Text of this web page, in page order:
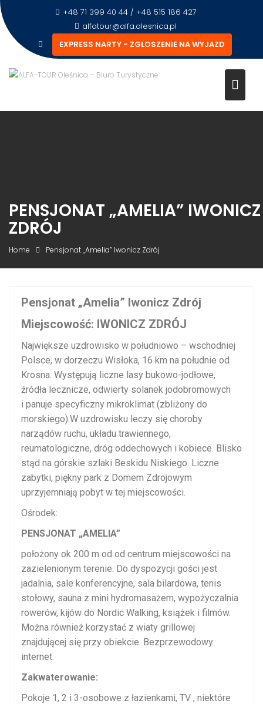
+48 71 399 40 44 / +48 515 186 427
alfatour@alfa.olesnica.pl
EXPRESS NARTY - ZGŁOSZENIE NA WYJAZD
PENSJONAT „AMELIA” IWONICZ
ZDRÓJ
Home Pensjonat „Amelia” Iwonicz Zdrój
Pensjonat „Amelia” Iwonicz Zdrój
Miejscowość: IWONICZ ZDRÓJ
Największe uzdrowisko w południowo – wschodniej
Polsce, w dorzeczu Wisłoka, 16 km na południe od
Krosna. Występują liczne lasy bukowo-jodłowe,
źródła lecznicze, odwierty solanek jodobromowych
i panuje specyficzny mikroklimat (zbliżony do
morskiego).W uzdrowisku leczy się choroby
narządów ruchu, układu trawiennego,
reumatologiczne, dróg oddechowych i kobiece. Blisko
stąd na górskie szlaki Beskidu Niskiego. Liczne
zabytki, piękny park z Domem Zdrojowym
uprzyjemniają pobyt w tej miejscowości.
Ośrodek:
PENSJONAT „AMELIA”
położony ok 200 m od od centrum miejscowości na
zazielenionym terenie. Do dyspozycji gości jest
jadalnia, sale konferencyjne, sala bilardowa, tenis
stołowy, sauna z mini hydromasażem, wypożyczalnia
rowerów, kijów do Nordic Walking, książek i filmów.
Można również korzystać z wiaty grillowej
znajdującej się przy obiekcie. Bezprzewodowy
internet.
Zakwaterowanie:
Pokoje 1, 2 i 3-osobowe z łazienkami, TV , niektóre